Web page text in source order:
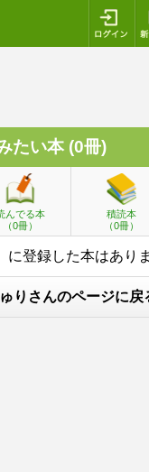
たい本 (0冊)
んでる本
（0冊）
積読本
（0冊）
に登録した本はあり
りさんのページに戻